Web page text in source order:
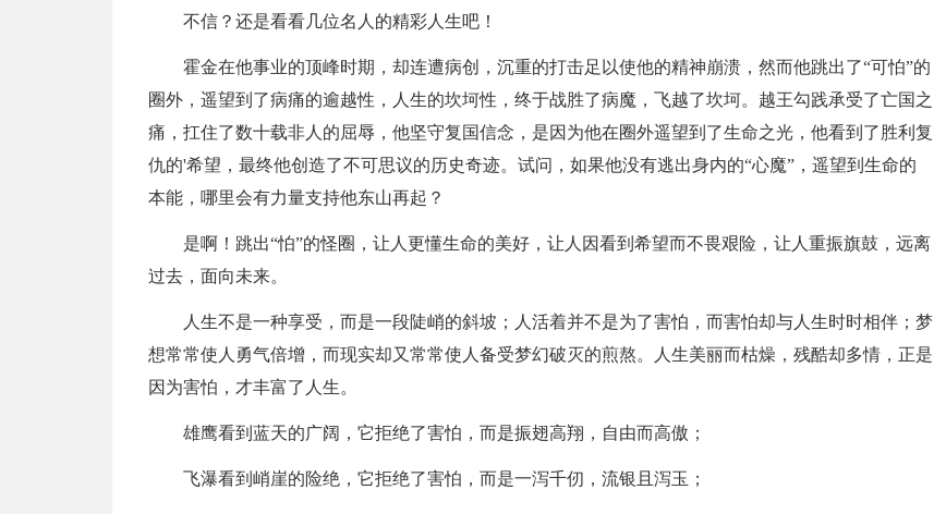
不信？还是看看几位名人的精彩人生吧！
霍金在他事业的顶峰时期，却连遭病创，沉重的打击足以使他的精神崩溃，然而他跳出了“可怕”的
圈外，遥望到了病痛的逾越性，人生的坎坷性，终于战胜了病魔，飞越了坎坷。越王勾践承受了亡国之
痛，扛住了数十载非人的屈辱，他坚守复国信念，是因为他在圈外遥望到了生命之光，他看到了胜利复
仇的'希望，最终他创造了不可思议的历史奇迹。试问，如果他没有逃出身内的“心魔”，遥望到生命的
本能，哪里会有力量支持他东山再起？
是啊！跳出“怕”的怪圈，让人更懂生命的美好，让人因看到希望而不畏艰险，让人重振旗鼓，远离
过去，面向未来。
人生不是一种享受，而是一段陡峭的斜坡；人活着并不是为了害怕，而害怕却与人生时时相伴；梦
想常常使人勇气倍增，而现实却又常常使人备受梦幻破灭的煎熬。人生美丽而枯燥，残酷却多情，正是
因为害怕，才丰富了人生。
雄鹰看到蓝天的广阔，它拒绝了害怕，而是振翅高翔，自由而高傲；
飞瀑看到峭崖的险绝，它拒绝了害怕，而是一泻千仞，流银且泻玉；